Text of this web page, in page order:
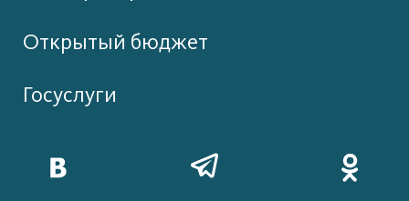
Открытый бюджет
Госуслуги